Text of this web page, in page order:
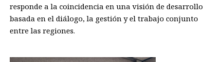
responde a la coincidencia en una visión de desarrollo
basada en el diálogo, la gestión y el trabajo conjunto
entre las regiones.